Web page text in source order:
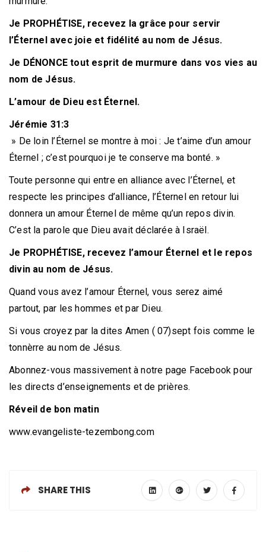
Je PROPHÉTISE, recevez la grâce pour servir
l’Éternel avec joie et fidélité au nom de Jésus.
Je DÉNONCE tout esprit de murmure dans vos vies au
nom de Jésus.
L’amour de Dieu est Éternel.
Jérémie 31:3
» De loin l’Éternel se montre à moi : Je t’aime d’un amour
Éternel ; c’est pourquoi je te conserve ma bonté. »
Toute personne qui entre en alliance avec l’Éternel, et
respecte les principes d’alliance, l’Éternel en retour lui
donnera un amour Éternel de même qu’un repos divin.
C’est la parole que Dieu avait déclarée à Israël.
Je PROPHÉTISE, recevez l’amour Éternel et le repos
divin au nom de Jésus.
Quand vous avez l’amour Éternel, vous serez aimé
partout, par les hommes et par Dieu.
Si vous croyez par la dites Amen ( 07)sept fois comme le
tonnèrre au nom de Jésus.
Abonnez-vous massivement à notre page Facebook pour
les directs d’enseignements et de prières.
Réveil de bon matin
www.evangeliste-tezembong.com
SHARE THIS